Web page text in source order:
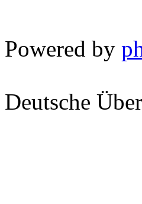
Powered by
Deutsche